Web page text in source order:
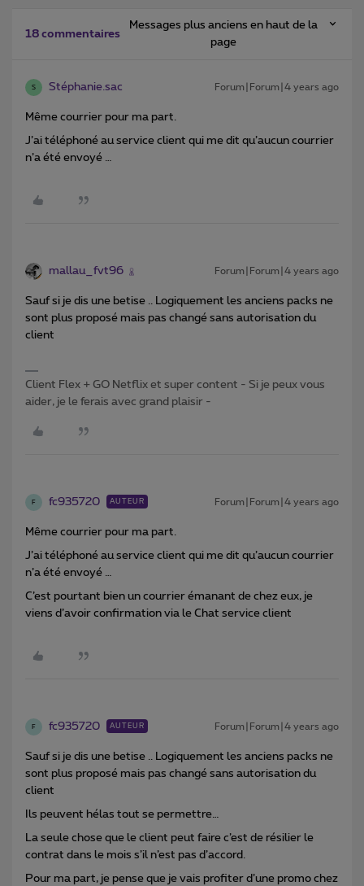
18 commentaires
Messages plus anciens en haut de la
page
S Stéphanie.sac Forum|Forum|4 years ago
Même courrier pour ma part.
J’ai téléphoné au service client qui me dit qu’aucun courrier
n’a été envoyé …
mallau_fvt96 Forum|Forum|4 years ago
Sauf si je dis une betise .. Logiquement les anciens packs ne
sont plus proposé mais pas changé sans autorisation du
client
Client Flex + GO Netflix et super content - Si je peux vous
aider, je le ferais avec grand plaisir -
F fc935720 AUTEUR Forum|Forum|4 years ago
Même courrier pour ma part.
J’ai téléphoné au service client qui me dit qu’aucun courrier
n’a été envoyé …
C’est pourtant bien un courrier émanant de chez eux, je
viens d’avoir confirmation via le Chat service client
F fc935720 AUTEUR Forum|Forum|4 years ago
Sauf si je dis une betise .. Logiquement les anciens packs ne
sont plus proposé mais pas changé sans autorisation du
client
Ils peuvent hélas tout se permettre…
La seule chose que le client peut faire c’est de résilier le
contrat dans le mois s’il n’est pas d’accord.
Pour ma part, je pense que je vais profiter d’une promo chez